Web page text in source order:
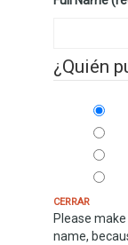
¿Quién
CERRAR
Please
name,